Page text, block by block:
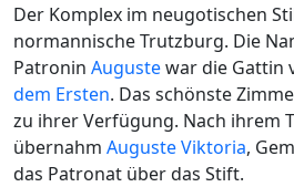
Der Komplex im neugotischen
normannische Trutzburg. Die
Patronin Augustewar die Gattin
dem Ersten. Das schönste
zu ihrer Verfügung. Nach ihrem
übernahm Auguste Viktoria,
das Patronat über das Stift.